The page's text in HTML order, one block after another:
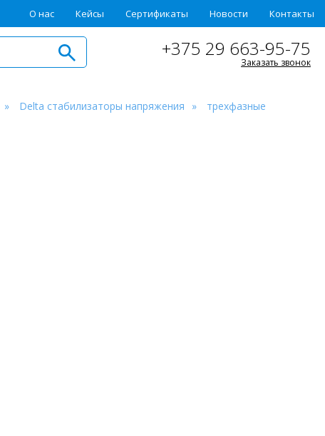
О нас Кейсы Сертификаты Новости Контакты
+375 29 663-95-75
Заказать звонок
Delta стабилизаторы напряжения
трехфазные